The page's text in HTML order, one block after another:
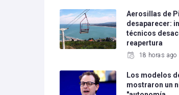
Aerosillas de
desaparecer:
técnicos
reapertura
18 horas ago
Los modelos
mostraron un